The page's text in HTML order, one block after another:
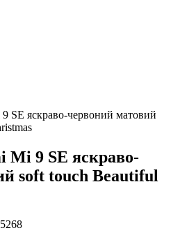
SE яскраво-червоний матовий
Mi 9 SE яскраво-
soft touch Beautiful